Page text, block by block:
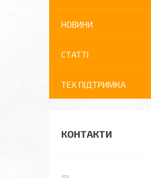
НОВИНИ
СТАТТІ
ТЕХ ПІДТРИМКА
КОНТАКТИ